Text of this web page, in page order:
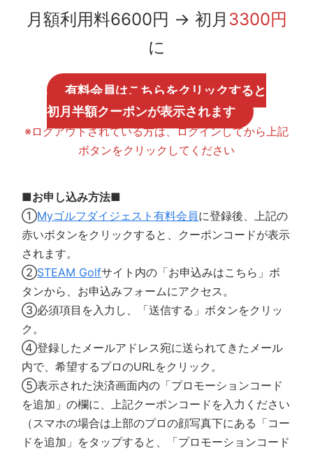
月額利用料6600円 → 初月 3300円
に
有料会員はこちらをクリックすると
初月半額クーポンが表示されます
※ログアウトされている方は、ログインしてから上記
ボタンをクリックしてください
■お申し込み方法■
①Myゴルフダイジェスト有料会員に登録後、上記の
赤いボタンをクリックすると、クーポンコードが表示
されます。
②STEAM Golfサイト内の「お申込みはこちら」ボ
タンから、お申込みフォームにアクセス。
③必須項目を入力し、「送信する」ボタンをクリッ
ク。
④登録したメールアドレス宛に送られてきたメール
内で、希望するプロのURLをクリック。
⑤表示された決済画面内の「プロモーションコード
を追加」の欄に、上記クーポンコードを入力ください
（スマホの場合は上部のプロの顔写真下にある「コー
ドを追加」をタップすると、「プロモーションコード